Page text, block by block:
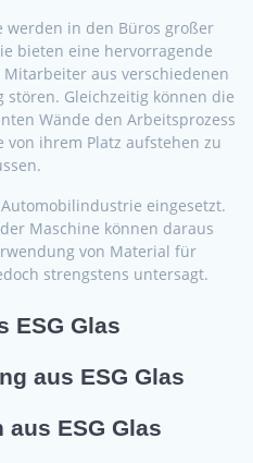
werden in den Büros großer
bieten eine hervorragende
aus verschiedenen
Gleichzeitig können die
Wände den Arbeitsprozess
ihrem Platz aufstehen zu
eingesetzt.
Maschine können daraus
von Material für
strengstens untersagt.
ESG Glas
aus ESG Glas
ESG Glas